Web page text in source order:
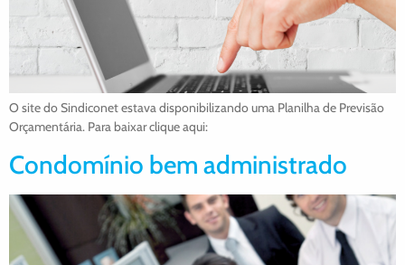
O site do Sindiconet estava disponibilizando uma Planilha de Previsão
Orçamentária. Para baixar clique aqui:
Condomínio bem administrado